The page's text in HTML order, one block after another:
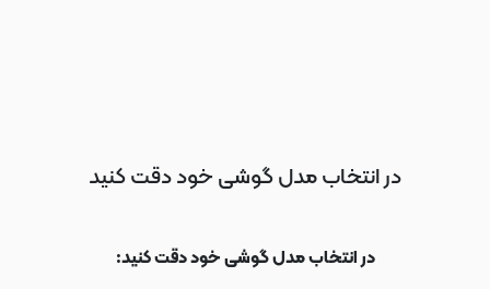
در انتخاب مدل گوشی خود دقت کنید
در انتخاب مدل گوشی خود دقت کنید: